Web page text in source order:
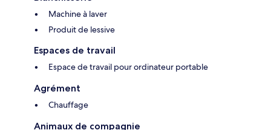
Machine à laver
Produit de lessive
Espaces de travail
Espace de travail pour ordinateur portable
Agrément
Chauffage
Animaux de compagnie